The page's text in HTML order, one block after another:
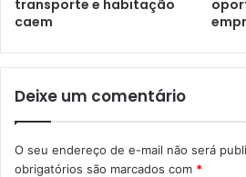
transporte e habitação
caem
Deixe um comentário
O seu endereço de e-mail não será
obrigatórios são marcados com *